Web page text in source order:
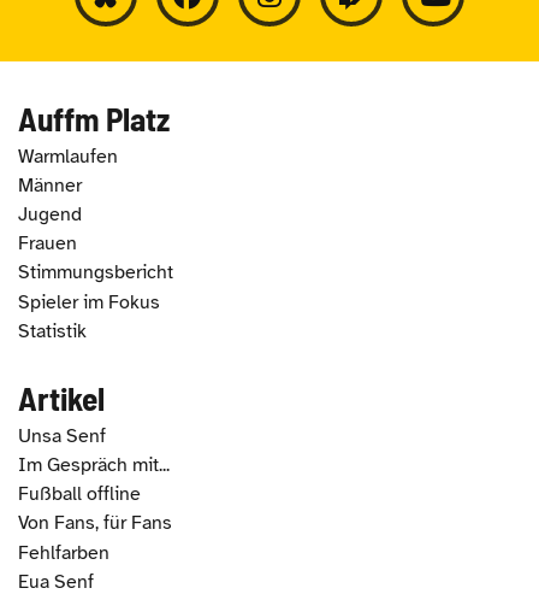
Auffm Platz
Warmlaufen
Männer
Jugend
Frauen
Stimmungsbericht
Spieler im Fokus
Statistik
Artikel
Unsa Senf
Im Gespräch mit...
Fußball offline
Von Fans, für Fans
Fehlfarben
Eua Senf